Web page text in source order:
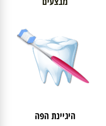
מבצעים